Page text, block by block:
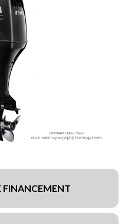
FINANCEMENT